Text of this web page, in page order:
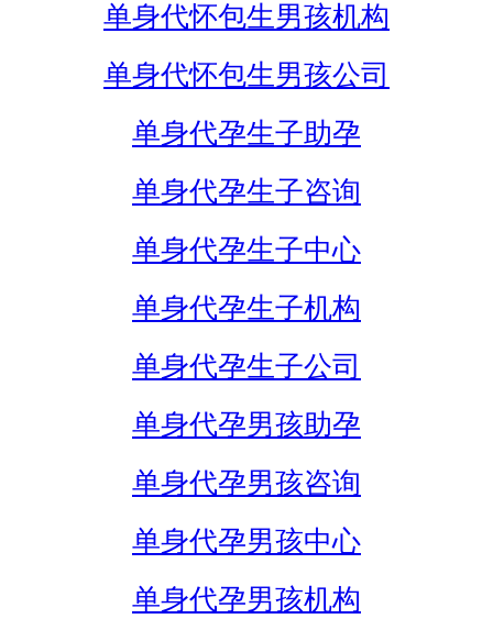
单身代怀包生男孩机构
单身代怀包生男孩公司
单身代孕生子助孕
单身代孕生子咨询
单身代孕生子中心
单身代孕生子机构
单身代孕生子公司
单身代孕男孩助孕
单身代孕男孩咨询
单身代孕男孩中心
单身代孕男孩机构